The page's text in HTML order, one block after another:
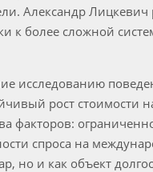
Александр Лицкевич
к более сложной
исследованию
рост стоимости
факторов:
спроса на
но и как объект